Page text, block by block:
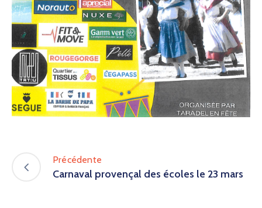
Précédente
Carnaval provençal des écoles le 23 mars